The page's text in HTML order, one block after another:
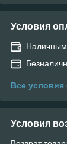
Условия
Все условия
Условия